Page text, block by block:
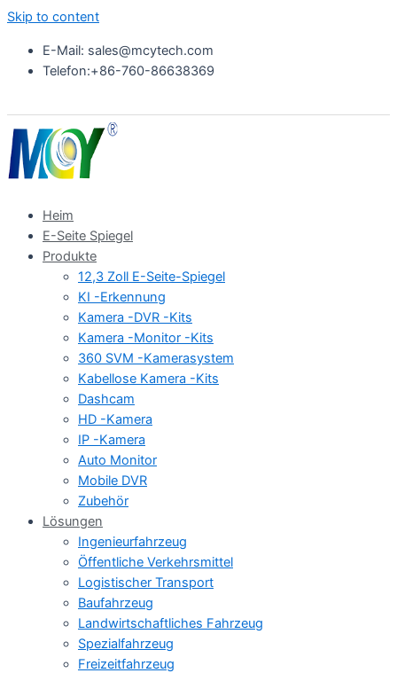
Skip to content
E-Mail: sales@mcytech.com
Telefon:+86-760-86638369
Heim
E-Seite Spiegel
Produkte
12,3 Zoll E-Seite-Spiegel
KI -Erkennung
Kamera -DVR -Kits
Kamera -Monitor -Kits
360 SVM -Kamerasystem
Kabellose Kamera -Kits
Dashcam
HD -Kamera
IP -Kamera
Auto Monitor
Mobile DVR
Zubehör
Lösungen
Ingenieurfahrzeug
Öffentliche Verkehrsmittel
Logistischer Transport
Baufahrzeug
Landwirtschaftliches Fahrzeug
Spezialfahrzeug
Freizeitfahrzeug